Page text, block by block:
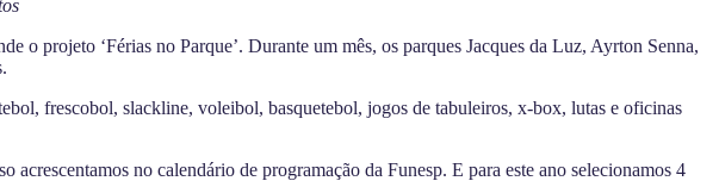
o projeto ‘Férias no Parque’. Durante um mês, os parques Jacques da Luz, Ayrton Senna,
frescobol, slackline, voleibol, basquetebol, jogos de tabuleiros, x-box, lutas e oficinas
no calendário de programação da Funesp. E para este ano selecionamos 4